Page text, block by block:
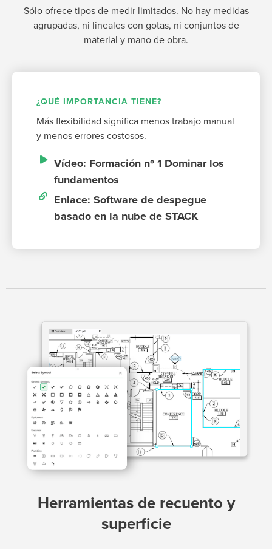
Sólo ofrece tipos de medir limitados. No hay medidas
agrupadas, ni lineales con gotas, ni conjuntos de
material y mano de obra.
¿QUÉ IMPORTANCIA TIENE?
Más flexibilidad significa menos trabajo manual
y menos errores costosos.
Vídeo: Formación nº 1 Dominar los
fundamentos
Enlace: Software de despegue
basado en la nube de STACK
Herramientas de recuento y
superficie